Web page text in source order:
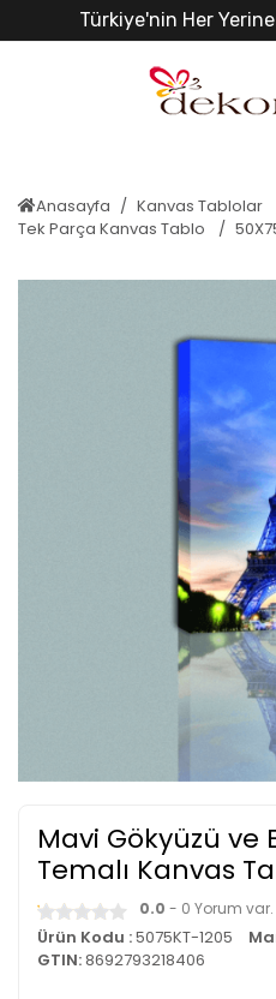
Türkiye'nin Her
Anasayfa
Kanvas Tablolar
Tek Parça Kanvas Tablo
Mavi Gökyüzü ve
Temalı Kanvas
0.0 - 0 Yorum var.
Ürün Kodu :5075KT-1205
GTIN:8692793218406